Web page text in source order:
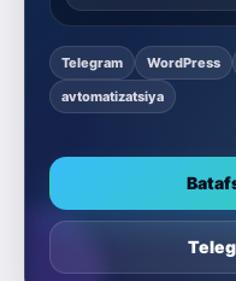
Telegram WordPress
avtomatizatsiya